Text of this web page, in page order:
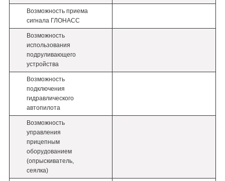
Возможность приема
сигнала ГЛОНАСС
Возможность
использования
подруливающего
устройства
Возможность
подключения
гидравлического
автопилота
Возможность
управления
прицепным
оборудованием
(опрыскиватель,
сеялка)